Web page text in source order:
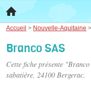
Accueil > Nouvelle-Aquitaine >
Branco SAS
Cette fiche présente
sabatière, 24100 Bergerac.